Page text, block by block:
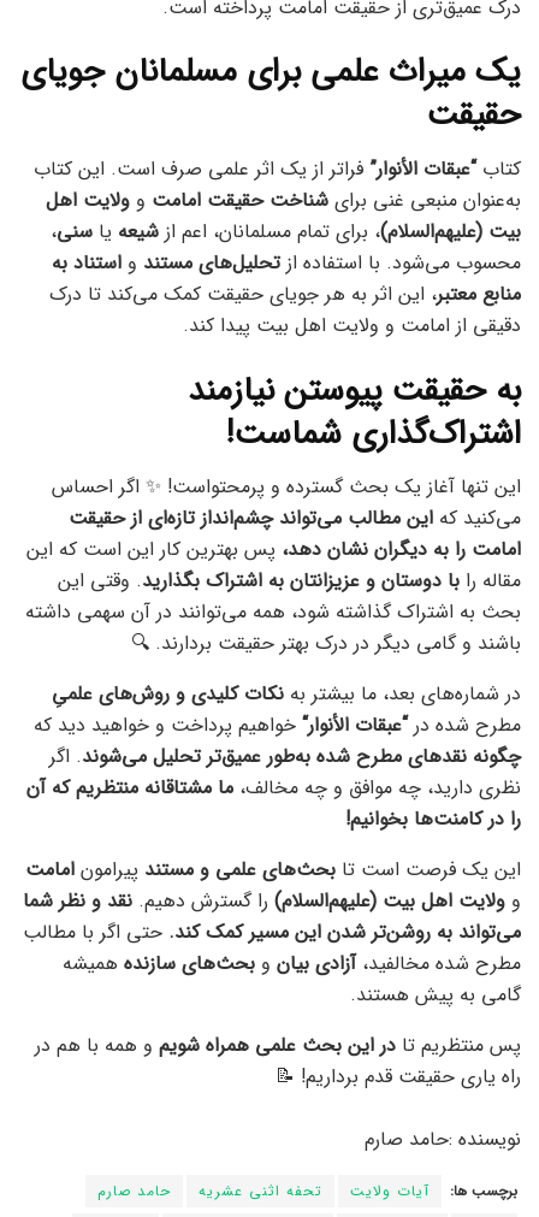
درک عمیق‌تری از حقیقت امامت پرداخته است.
یک میراث علمی برای مسلمانان جویای
حقیقت
کتاب“عبقات الأنوار” فراتر از یک اثر علمی صرف است. این کتاب
به‌عنوان منبعی غنی برای شناخت حقیقت امامت و ولایت اهل
بیت (علیهم‌السلام)، برای تمام مسلمانان، اعم از شیعه یا سنی،
محسوب می‌شود. با استفاده ازتحلیل‌های مستند و استناد به
منابع معتبر، این اثر به هر جویای حقیقت کمک می‌کند تا درک
دقیقی از امامت و ولایت اهل بیت پیدا کند.
به حقیقت پیوستن نیازمند
اشتراک‌گذاری شماست!
این تنها آغاز یک بحث گسترده و پرمحتواست! ✨ اگر احساس
می‌کنید که این مطالب می‌تواند چشم‌انداز تازه‌ای از حقیقت
امامت را به دیگران نشان دهد، پس بهترین کار این است که این
مقاله را با دوستان و عزیزانتان به اشتراک بگذارید. وقتی این
بحث به اشتراک گذاشته شود، همه می‌توانند در آن سهمی داشته
باشند و گامی دیگر در درک بهتر حقیقت بردارند. 🔍
در شماره‌های بعد، ما بیشتر به نکات کلیدی و روش‌های علمیِ
مطرح شده در“عبقات الأنوار“ خواهیم پرداخت و خواهید دید که
چگونه نقدهای مطرح شده به‌طور عمیق‌تر تحلیل می‌شوند. اگر
نظری دارید، چه موافق و چه مخالف، ما مشتاقانه منتظریم که آن
را در کامنت‌ها بخوانیم!
این یک فرصت است تا بحث‌های علمی و مستند پیرامون امامت
و ولایت اهل بیت (علیهم‌السلام) را گسترش دهیم. نقد و نظر شما
می‌تواند به روشن‌تر شدن این مسیر کمک کند. حتی اگر با مطالب
مطرح شده مخالفید،آزادی بیان و بحث‌های سازنده همیشه
گامی به پیش هستند.
پس منتظریم تا در این بحث علمی همراه شویم و همه با هم در
راه یاری حقیقت قدم برداریم! 📝
نویسنده :حامد صارم
برچسب ها: آیات ولایت تحفه اثنی عشریه
حامد صارم